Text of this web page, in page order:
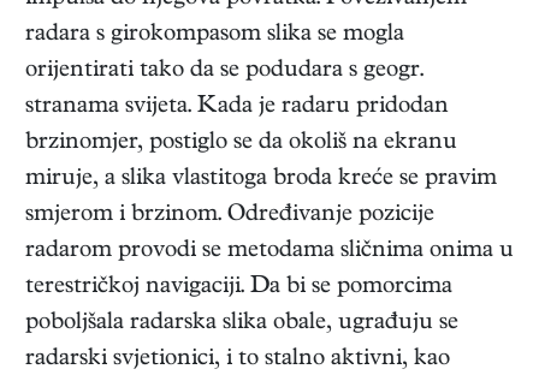
radara s girokompasom slika se mogla
orijentirati tako da se podudara s geogr.
stranama svijeta. Kada je radaru pridodan
brzinomjer, postiglo se da okoliš na ekranu
miruje, a slika vlastitoga broda kreće se pravim
smjerom i brzinom. Određivanje pozicije
radarom provodi se metodama sličnima onima u
terestričkoj navigaciji. Da bi se pomorcima
poboljšala radarska slika obale, ugrađuju se
radarski svjetionici, i to stalno aktivni, kao